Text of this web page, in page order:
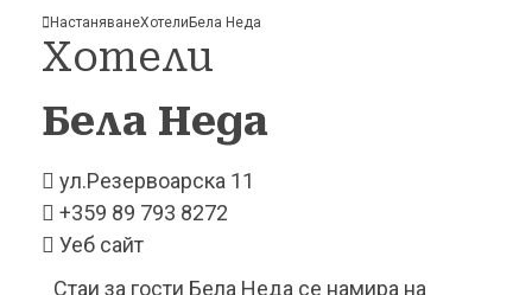
НастаняванеХотелиБела Неда
Хотели
Бела Неда
ул.Резервоарска 11
+359 89 793 8272
Уеб сайт
Стаи за гости Бела Неда се намира на